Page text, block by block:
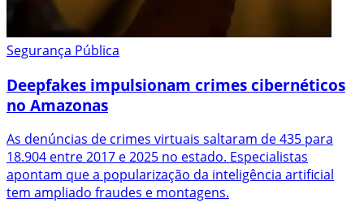
Segurança Pública
Deepfakes impulsionam crimes cibernéticos
no Amazonas
As denúncias de crimes virtuais saltaram de 435 para
18.904 entre 2017 e 2025 no estado. Especialistas
apontam que a popularização da inteligência artificial
tem ampliado fraudes e montagens.